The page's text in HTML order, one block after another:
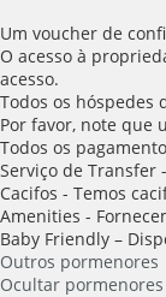
Um voucher de
O acesso à
acesso.
Todos os hóspedes
Por favor, note que
Todos os
Serviço de Transfer
Cacifos - Temos
Amenities -
Baby Friendly –
Outros pormenores
Ocultar pormenores